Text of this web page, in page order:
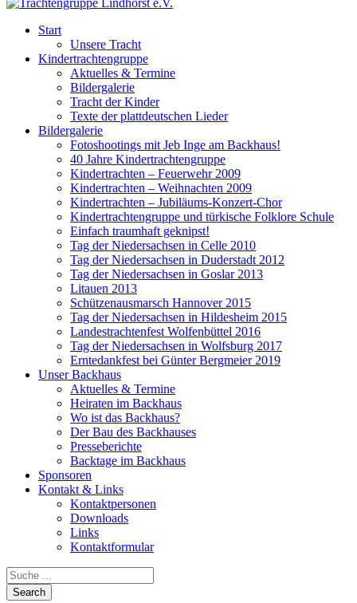
Start
Unsere Tracht
Kindertrachtengruppe
Aktuelles & Termine
Bildergalerie
Tracht der Kinder
Texte der plattdeutschen Lieder
Bildergalerie
Fotoshootings mit Jeb Inge am Backhaus!
40 Jahre Kindertrachtengruppe
Kindertrachten – Feuerwehr 2009
Kindertrachten – Weihnachten 2009
Kindertrachten – Jubiläums-Konzert-Chor
Kindertrachtengruppe und türkische Folklore Schule
Einfach traumhaft geknipst!
Tag der Niedersachsen in Celle 2010
Tag der Niedersachsen in Duderstadt 2012
Tag der Niedersachsen in Goslar 2013
Litauen 2013
Schützenausmarsch Hannover 2015
Tag der Niedersachsen in Hildesheim 2015
Landestrachtenfest Wolfenbüttel 2016
Tag der Niedersachsen in Wolfsburg 2017
Erntedankfest bei Günter Bergmeier 2019
Unser Backhaus
Aktuelles & Termine
Heiraten im Backhaus
Wo ist das Backhaus?
Der Bau des Backhauses
Presseberichte
Backtage im Backhaus
Sponsoren
Kontakt & Links
Kontaktpersonen
Downloads
Links
Kontaktformular